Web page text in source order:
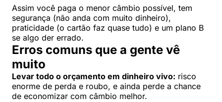
Assim você paga o menor câmbio possível, tem
segurança (não anda com muito dinheiro),
praticidade (o cartão faz quase tudo) e um plano B
se algo der errado.
Erros comuns que a gente vê
muito
Levar todo o orçamento em dinheiro vivo: risco
enorme de perda e roubo, e ainda perde a chance
de economizar com câmbio melhor.